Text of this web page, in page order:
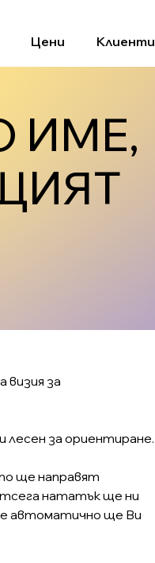
Цени Клиенти
ИМЕ,
визия за
лесен за ориентиране.
ще направят
нататък ще ни
автоматично ще Ви